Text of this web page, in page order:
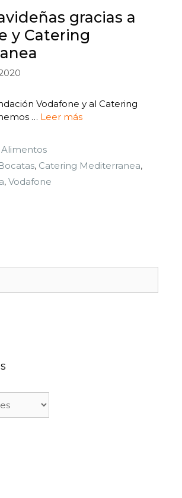
gracias a
y Catering
Vodafone y al Catering
… Leer más
, Catering Mediterranea,
, Vodafone